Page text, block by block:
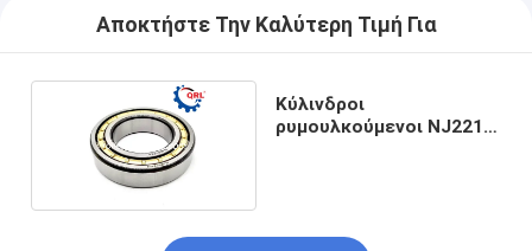
Αποκτήστε Την Καλύτερη Τιμή Για
Κύλινδροι
ρυμουλκούμενοι NJ2216